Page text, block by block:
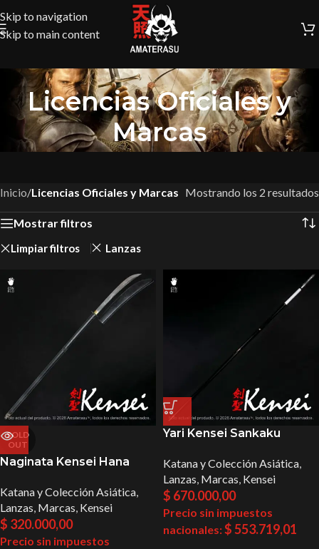
Skip to navigation
Skip to main content
Licencias Oficiales y
Marcas
Inicio/Licencias Oficiales y Marcas Mostrando los 2 resultados
Mostrar filtros
Limpiar filtros Lanzas
SOLD
OUT
Naginata Kensei Hana
Katana y Colección Asiática,
Lanzas, Marcas, Kensei
$ 320.000,00
Precio sin impuestos
Yari Kensei Sankaku
Katana y Colección Asiática,
Lanzas, Marcas, Kensei
$ 670.000,00
Precio sin impuestos
nacionales:$553.719,01